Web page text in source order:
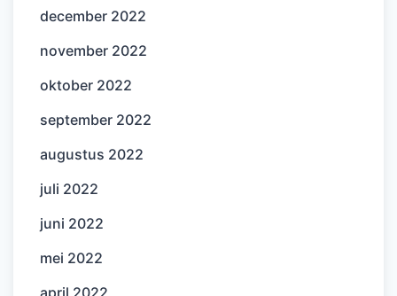
december 2022
november 2022
oktober 2022
september 2022
augustus 2022
juli 2022
juni 2022
mei 2022